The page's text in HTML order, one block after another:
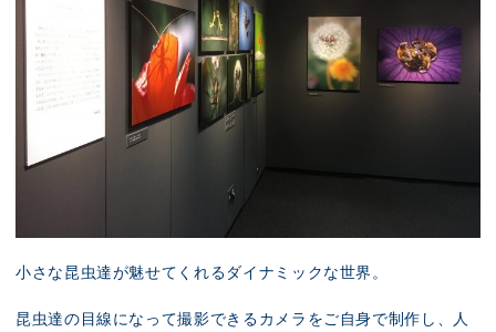
小さな昆虫達が魅せてくれるダイナミックな世界。
昆虫達の目線になって撮影できるカメラをご自身で制作し、人